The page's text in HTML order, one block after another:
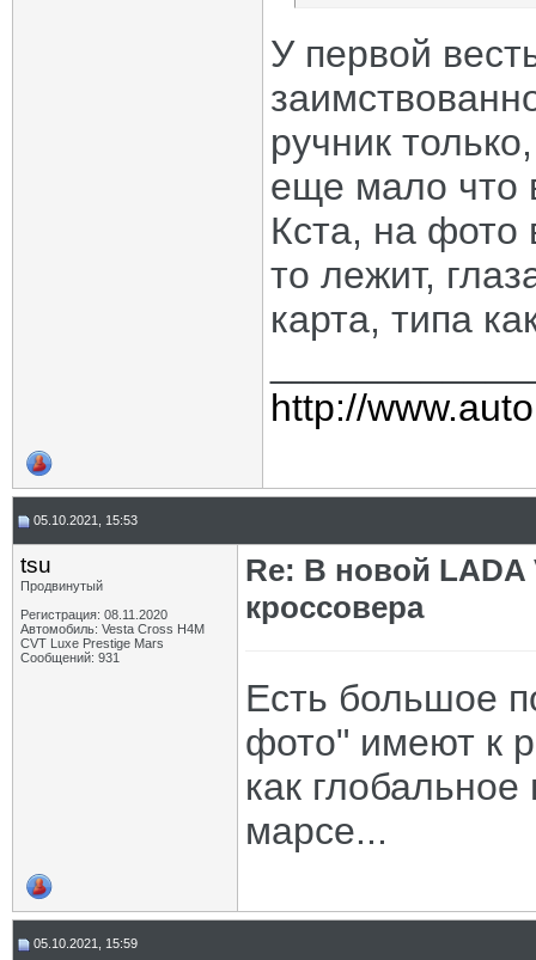
У первой
ручник
еще мало что
Кста, на фото
то лежит,
карта, типа
http://
05.10.2021, 15:53
tsu
Продвинутый
Регистрация: 08.11.2020
Автомобиль: Vesta Cross H4M
CVT Luxe Prestige Mars
Сообщений: 931
Re: В новой LADA
кроссовера
Есть большое
фото" имеют к
как
марсе...
05.10.2021, 15:59